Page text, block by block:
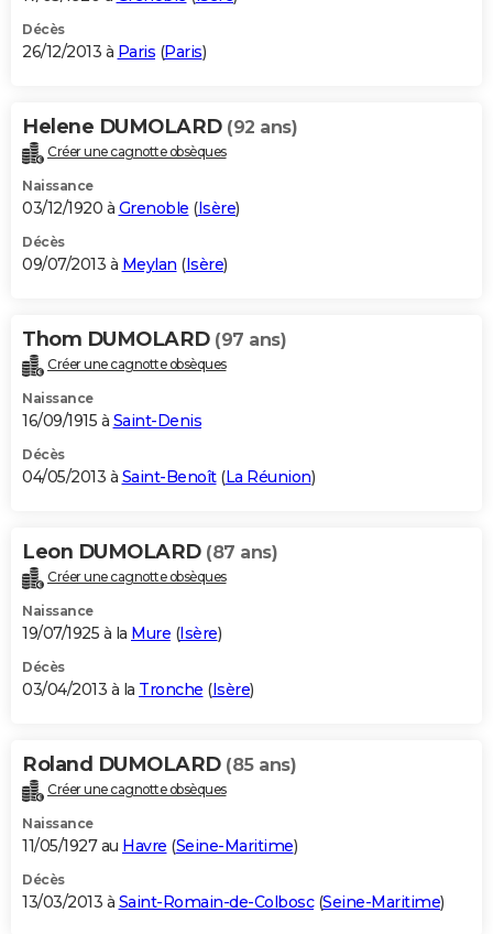
Décès
26/12/2013 à Paris (Paris)
Helene DUMOLARD (92 ans)
Créer une cagnotte obsèques
Naissance
03/12/1920 à Grenoble (Isère)
Décès
09/07/2013 à Meylan (Isère)
Thom DUMOLARD (97 ans)
Créer une cagnotte obsèques
Naissance
16/09/1915 à Saint-Denis
Décès
04/05/2013 à Saint-Benoît(La Réunion)
Leon DUMOLARD (87 ans)
Créer une cagnotte obsèques
Naissance
19/07/1925 à la Mure (Isère)
Décès
03/04/2013 à la Tronche (Isère)
Roland DUMOLARD (85 ans)
Créer une cagnotte obsèques
Naissance
11/05/1927 au Havre (Seine-Maritime)
Décès
13/03/2013 à Saint-Romain-de-Colbosc(Seine-Maritime)